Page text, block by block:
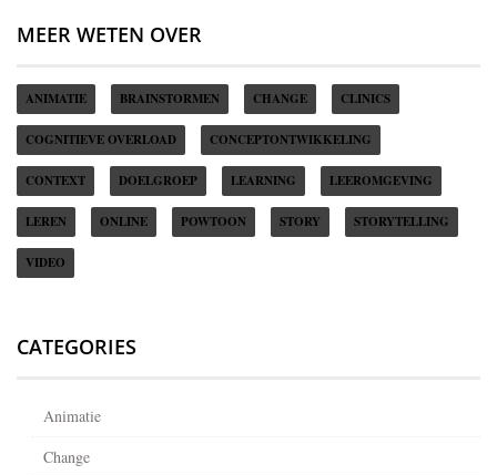
MEER WETEN OVER
ANIMATIE BRAINSTORMEN CHANGE CLINICS
COGNITIEVE OVERLOAD CONCEPTONTWIKKELING
CONTEXT DOELGROEP LEARNING LEEROMGEVING
LEREN ONLINE POWTOON STORY STORYTELLING
VIDEO
CATEGORIES
Animatie
Change